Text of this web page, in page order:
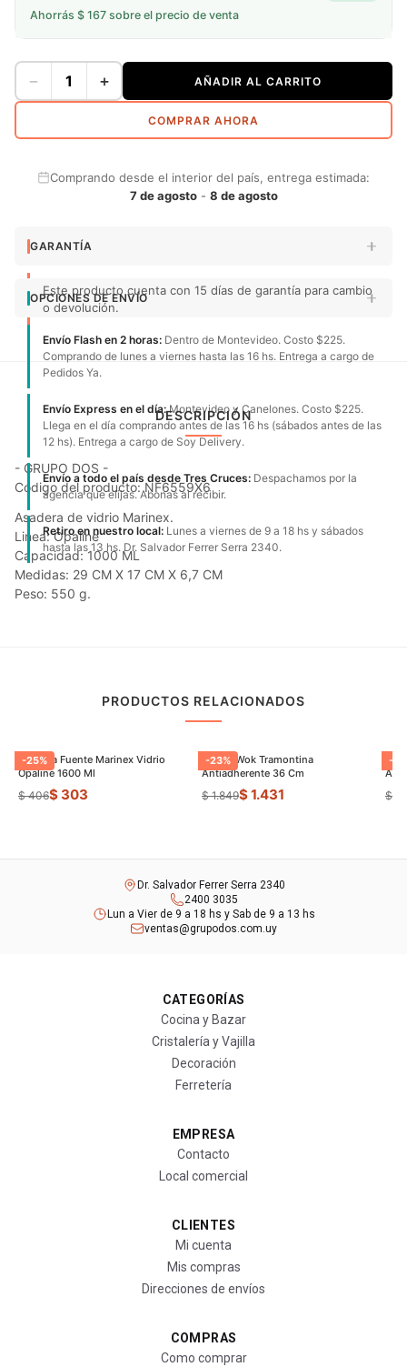
Ahorrás $ 167 sobre el precio de venta
− + AÑADIR AL CARRITO
COMPRAR AHORA
Comprando desde el interior del país, entrega estimada:
7 de agosto- 8 de agosto
GARANTÍA
Este producto cuenta con 15 días de garantía para cambio
o devolución.
OPCIONES DE ENVÍO
Envío Flash en 2 horas: Dentro de Montevideo. Costo $225.
Comprando de lunes a viernes hasta las 16 hs. Entrega a cargo de
Pedidos Ya.
Envío Express en el día:Montevideo y Canelones. Costo $225.
Llega en el día comprando antes de las 16 hs (sábados antes de las
12 hs). Entrega a cargo de Soy Delivery.
Envío a todo el país desde Tres Cruces: Despachamos por la
agencia que elijas. Abonas al recibir.
Retiro en nuestro local: Lunes a viernes de 9 a 18 hs y sábados
hasta las 13 hs. Dr. Salvador Ferrer Serra 2340.
DESCRIPCIÓN
- GRUPO DOS -
Código del producto: NF6559X6
Asadera de vidrio Marinex.
Linea: Opaline
Capacidad: 1000 ML
Medidas: 29 CM X 17 CM X 6,7 CM
Peso: 550 g.
PRODUCTOS RELACIONADOS
-25%
Asadera Fuente Marinex Vidrio
Opaline 1600 Ml
$ 406$ 303
-23%
Sarten Wok Tramontina
Antiadherente 36 Cm
$ 1.849$ 1.431
-
$
Dr. Salvador Ferrer Serra 2340
2400 3035
Lun a Vier de 9 a 18 hs y Sab de 9 a 13 hs
ventas@grupodos.com.uy
CATEGORÍAS
Cocina y Bazar
Cristalería y Vajilla
Decoración
Ferretería
EMPRESA
Contacto
Local comercial
CLIENTES
Mi cuenta
Mis compras
Direcciones de envíos
COMPRAS
Como comprar